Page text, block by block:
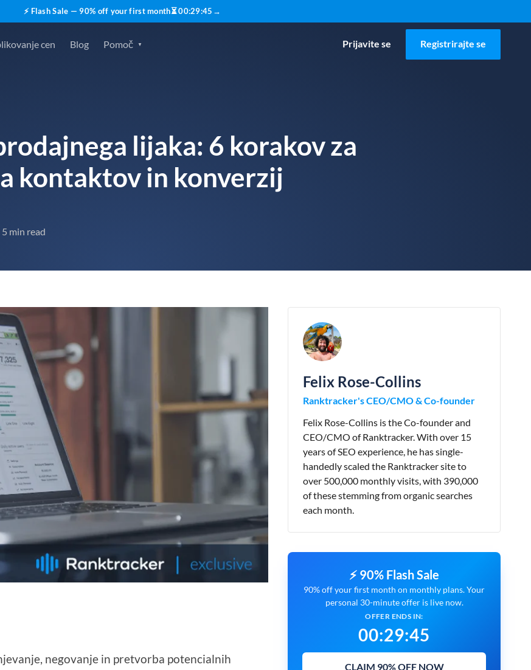
⚡ Flash Sale — 90% off your first month⏳00:29:44 →
cen Blog Pomoč Prijavite se Registrirajte se
lijaka: 6 korakov za
kontaktov in konverzij
5 min read
negovanje in pretvorba potencialnih
Felix Rose-Collins
Ranktracker's CEO/CMO & Co-founder
Felix Rose-Collins is the Co-founder and
CEO/CMO of Ranktracker. With over 15
years of SEO experience, he has single-
handedly scaled the Ranktracker site to
over 500,000 monthly visits, with 390,000
of these stemming from organic searches
each month.
⚡ 90% Flash Sale
90% off your first month on monthly plans. Your
personal 30-minute offer is live now.
OFFER ENDS IN:
00:29:44
CLAIM 90% OFF NOW